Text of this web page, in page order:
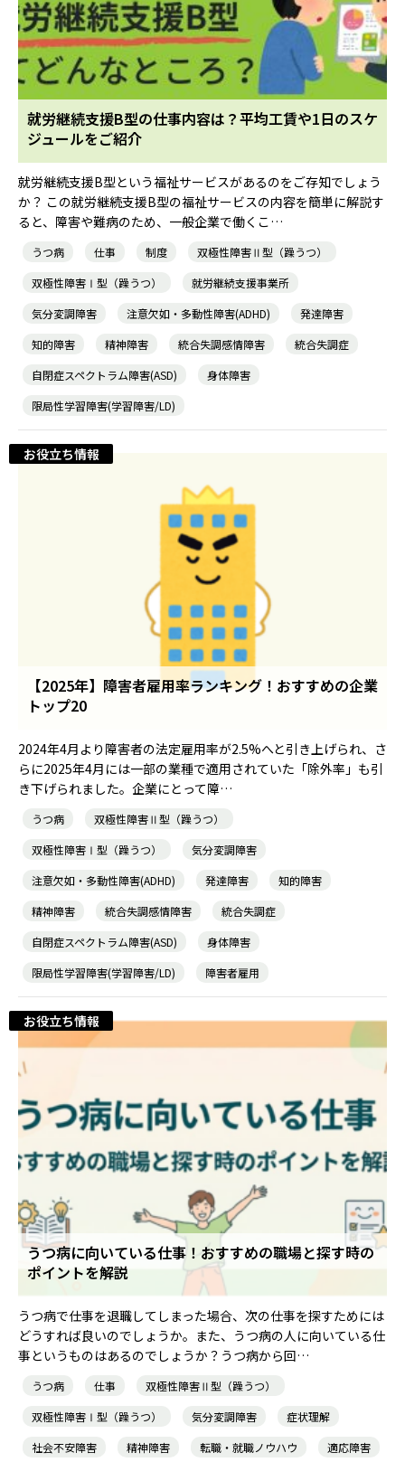
就労継続支援B型の仕事内容は？平均工賃や1日のスケ
ジュールをご紹介
就労継続支援B型という福祉サービスがあるのをご存知でしょう
か？ この就労継続支援B型の福祉サービスの内容を簡単に解説す
ると、障害や難病のため、一般企業で働くこ…
うつ病 仕事 制度
双極性障害Ⅱ型（躁うつ）
双極性障害Ⅰ型（躁うつ）
就労継続支援事業所
気分変調障害
注意欠如・多動性障害(ADHD)
発達障害
知的障害
精神障害 統合失調感情障害
統合失調症
自閉症スペクトラム障害(ASD)
身体障害
限局性学習障害(学習障害/LD)
お役立ち情報
【2025年】障害者雇用率ランキング！おすすめの企業
トップ20
2024年4月より障害者の法定雇用率が2.5%へと引き上げられ、さ
らに2025年4月には一部の業種で適用されていた「除外率」も引
き下げられました。企業にとって障…
うつ病
双極性障害Ⅱ型（躁うつ）
双極性障害Ⅰ型（躁うつ）
気分変調障害
注意欠如・多動性障害(ADHD)
発達障害
知的障害
精神障害
統合失調感情障害
統合失調症
自閉症スペクトラム障害(ASD)
身体障害
限局性学習障害(学習障害/LD)
障害者雇用
お役立ち情報
うつ病に向いている仕事！おすすめの職場と探す時の
ポイントを解説
うつ病で仕事を退職してしまった場合、次の仕事を探すためには
どうすれば良いのでしょうか。また、うつ病の人に向いている仕
事というものはあるのでしょうか？うつ病から回…
うつ病 仕事
双極性障害Ⅱ型（躁うつ）
双極性障害Ⅰ型（躁うつ）
気分変調障害
症状理解
社会不安障害
精神障害 転職・就職ノウハウ 適応障害